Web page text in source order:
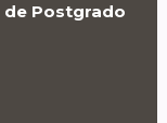
de Postgrado